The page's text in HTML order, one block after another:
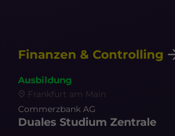
Finanzen & Controlling
Commerzbank AG
Ausbildung
Duales Studium Zentrale
Frankfurt am Main